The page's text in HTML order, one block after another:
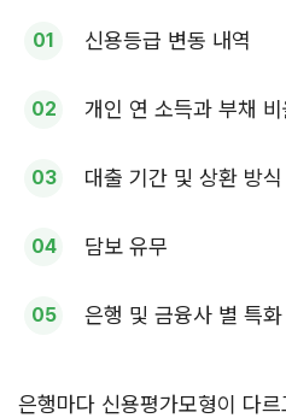
신용등급 변동 내역
개인 연 소득과 부채 비
대출 기간 및 상환 방식
담보 유무
은행 및 금융사 별 특
은행마다 신용평가모형이 다